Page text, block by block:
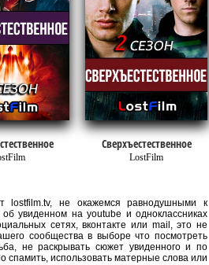
Сверхъестественное
LostFilm
lostfilm.tv, не окажемся равнодушными к
увиденном на youtube и одноклассниках
сетях, вконтакте или mail, это не
сообщества в выборе что посмотреть
не раскрывать сюжет увиденного и по
спамить, использовать матерные слова или